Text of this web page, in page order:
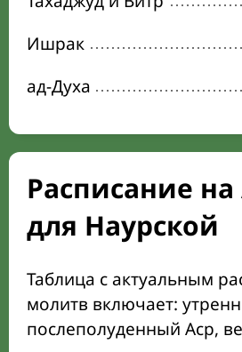
Ишрак
ад-Духа
Расписание на
для Наурской
Таблица с актуальным
молитв включает:
послеполуденный Аср,